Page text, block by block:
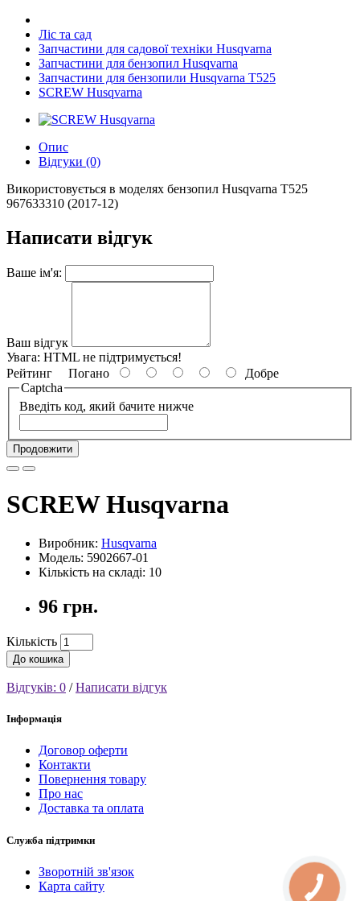
Ліс та сад
Запчастини для садової техніки Husqvarna
Запчастини для бензопил Husqvarna
Запчастини для бензопили Husqvarna T525
SCREW Husqvarna
Опис
Відгуки (0)
Використовується в моделях бензопил Husqvarna T525
967633310 (2017-12)
Написати відгук
Ваше ім'я:
Ваш відгук
Увага: HTML не підтримується!
Рейтинг Погано
Добре
Captcha
Введіть код, який бачите нижче
Продовжити
SCREW Husqvarna
Виробник: Husqvarna
Модель: 5902667-01
Кількість на складі: 10
96 грн.
Кількість
До кошика
Відгуків: 0 /Написати відгук
Інформація
Договор оферти
Контакти
Повернення товару
Про нас
Доставка та оплата
Служба підтримки
Зворотній зв'язок
Карта сайту